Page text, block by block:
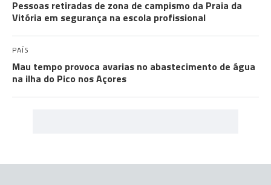
Pessoas retiradas de zona de campismo da Praia da
Vitória em segurança na escola profissional
PAÍS
Mau tempo provoca avarias no abastecimento de água
na ilha do Pico nos Açores